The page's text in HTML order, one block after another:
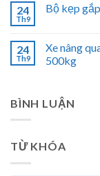
24
Th9
Bộ kẹp
24
Th9
Xe nâng
500kg
BÌNH LUẬN
TỪ KHÓA